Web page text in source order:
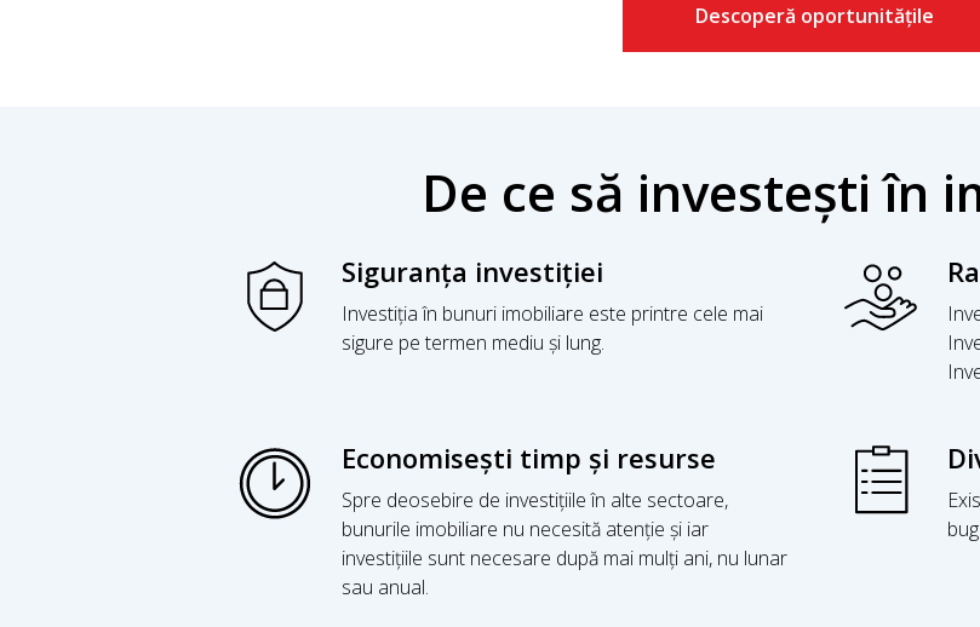
Descoperă oportunitățile
De ce să investești în
Siguranța investiției
Investiția în bunuri imobiliare este printre cele mai
sigure pe termen mediu și lung.
Economisești timp și resurse
Spre deosebire de investițiile în alte sectoare,
bunurile imobiliare nu necesită atenție și iar
investițiile sunt necesare după mai mulți ani, nu lunar
sau anual.